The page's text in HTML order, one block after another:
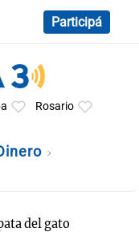
Participá
Rosario
del gato